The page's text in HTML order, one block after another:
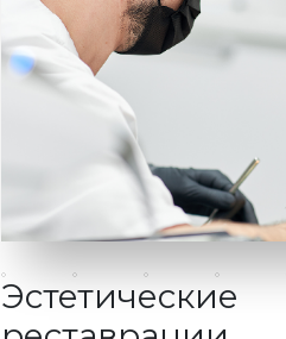
Эстетические